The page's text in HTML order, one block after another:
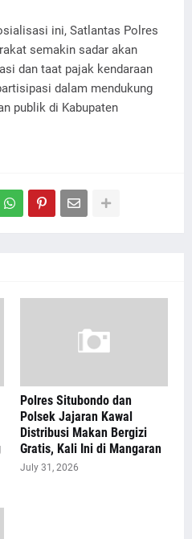
ini, Satlantas Polres
semakin sadar akan
dan taat pajak kendaraan
dalam mendukung
publik di Kabupaten
Polres Situbondo dan
Polsek Jajaran Kawal
Distribusi Makan Bergizi
Gratis, Kali Ini di Mangaran
July 31, 2026